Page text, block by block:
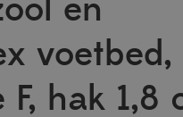
en
voetbed,
hak 1,8